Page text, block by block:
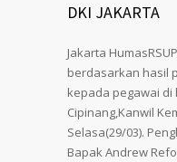
DKI JAKARTA
Jakarta
berdasarkan hasil
kepada pegawai di
Cipinang,Kanwil
Selasa(29/03).
Bapak Andrew